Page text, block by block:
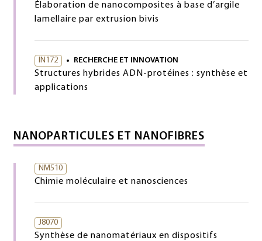
Élaboration de nanocomposites à base d’argile
lamellaire par extrusion bivis
IN172 RECHERCHE ET INNOVATION
Structures hybrides ADN-protéines : synthèse et
applications
NANOPARTICULES ET NANOFIBRES
NM510
Chimie moléculaire et nanosciences
J8070
Synthèse de nanomatériaux en dispositifs